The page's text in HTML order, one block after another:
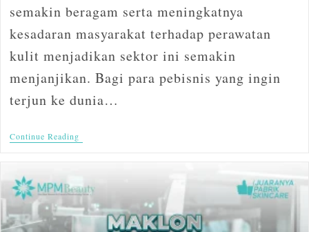
semakin beragam serta meningkatnya
kesadaran masyarakat terhadap perawatan
kulit menjadikan sektor ini semakin
menjanjikan. Bagi para pebisnis yang ingin
terjun ke dunia…
Continue Reading